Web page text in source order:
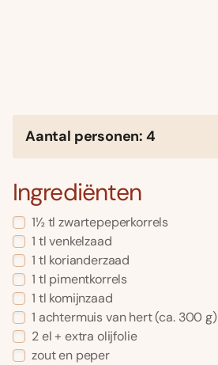
Aantal personen: 4
Ingrediënten
1½ tl zwartepeperkorrels
1 tl venkelzaad
1 tl korianderzaad
1 tl pimentkorrels
1 tl komijnzaad
1 achtermuis van hert (ca. 300 g)
2 el + extra olijfolie
zout en peper